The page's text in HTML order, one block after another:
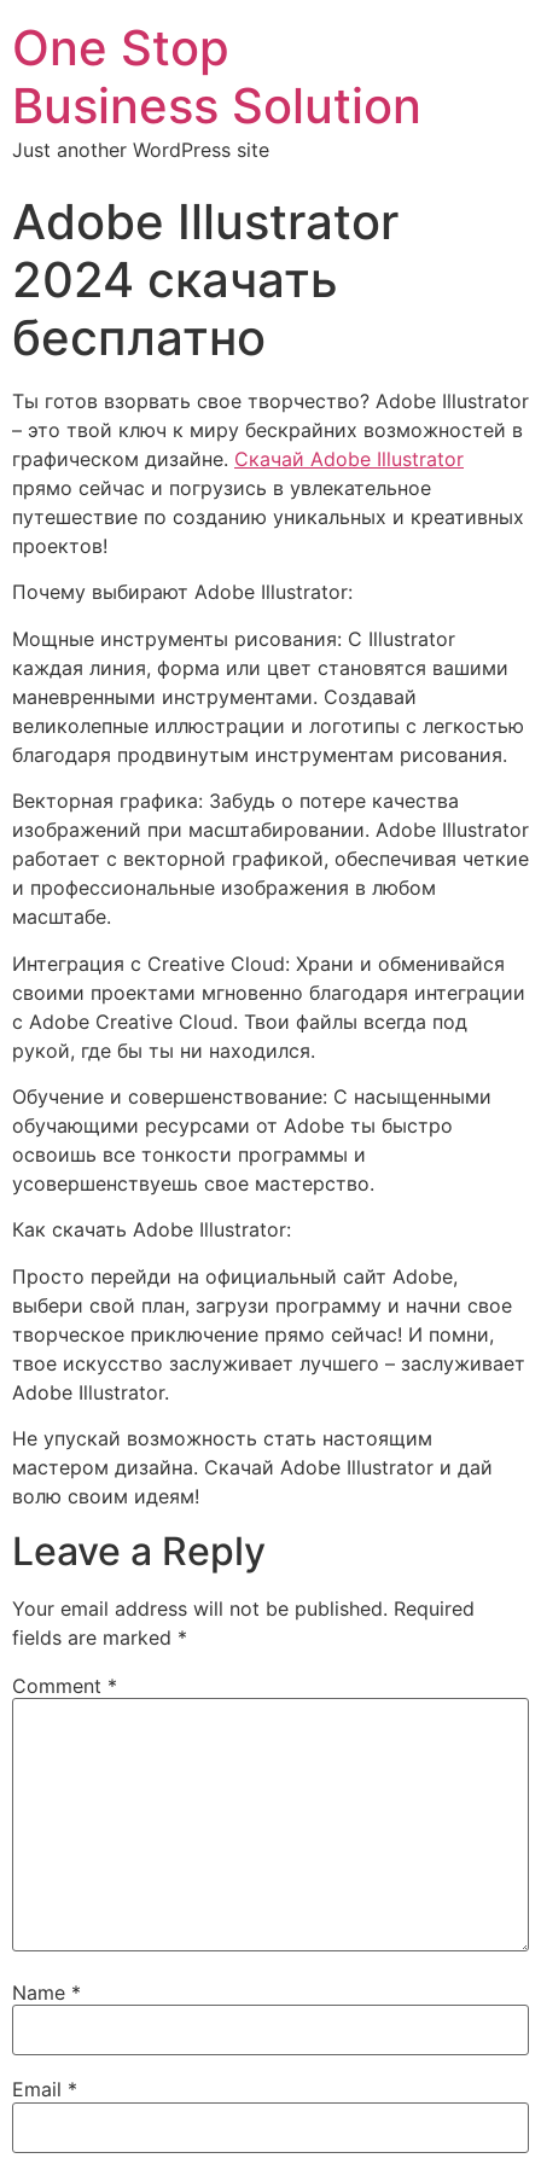
One Stop
Business Solution
Just another WordPress site
Adobe Illustrator
2024 скачать
бесплатно
Ты готов взорвать свое творчество? Adobe Illustrator
– это твой ключ к миру бескрайних возможностей в
графическом дизайне. Скачай Adobe Illustrator
прямо сейчас и погрузись в увлекательное
путешествие по созданию уникальных и креативных
проектов!
Почему выбирают Adobe Illustrator:
Мощные инструменты рисования: С Illustrator
каждая линия, форма или цвет становятся вашими
маневренными инструментами. Создавай
великолепные иллюстрации и логотипы с легкостью
благодаря продвинутым инструментам рисования.
Векторная графика: Забудь о потере качества
изображений при масштабировании. Adobe Illustrator
работает с векторной графикой, обеспечивая четкие
и профессиональные изображения в любом
масштабе.
Интеграция с Creative Cloud: Храни и обменивайся
своими проектами мгновенно благодаря интеграции
с Adobe Creative Cloud. Твои файлы всегда под
рукой, где бы ты ни находился.
Обучение и совершенствование: С насыщенными
обучающими ресурсами от Adobe ты быстро
освоишь все тонкости программы и
усовершенствуешь свое мастерство.
Как скачать Adobe Illustrator:
Просто перейди на официальный сайт Adobe,
выбери свой план, загрузи программу и начни свое
творческое приключение прямо сейчас! И помни,
твое искусство заслуживает лучшего – заслуживает
Adobe Illustrator.
Не упускай возможность стать настоящим
мастером дизайна. Скачай Adobe Illustrator и дай
волю своим идеям!
Leave a Reply
Your email address will not be published. Required
fields are marked *
Comment *
Name *
Email *